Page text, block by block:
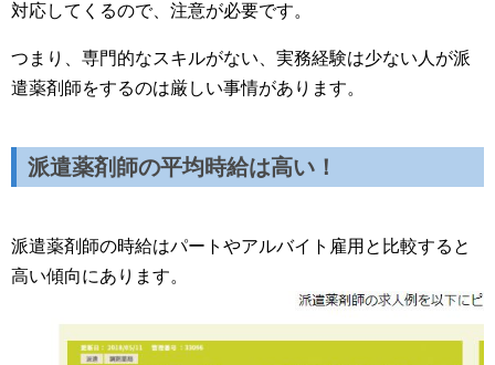
対応してくるので、注意が必要です。
つまり、専門的なスキルがない、実務経験は少ない人が派
遣薬剤師をするのは厳しい事情があります。
派遣薬剤師の平均時給は高い！
派遣薬剤師の時給はパートやアルバイト雇用と比較すると
高い傾向にあります。